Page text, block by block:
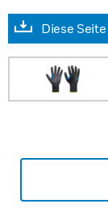
Diese